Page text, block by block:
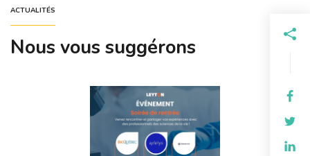
ACTUALITÉS
Nous vous suggérons